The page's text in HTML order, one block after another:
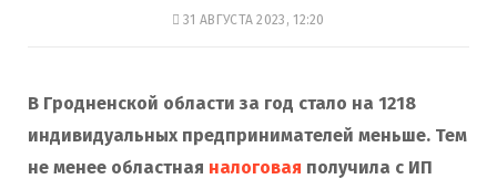
31 АВГУСТА 2023, 12:20
В Гродненской области за год стало на 1218
индивидуальных предпринимателей меньше. Тем
не менее областная налоговая получила с ИП